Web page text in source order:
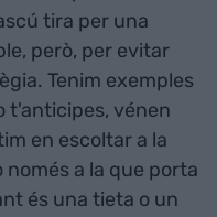
tira per una
però, per evitar
Tenim exemples
t'anticipes, vénen
en escoltar a la
a la que porta
és una tieta o un